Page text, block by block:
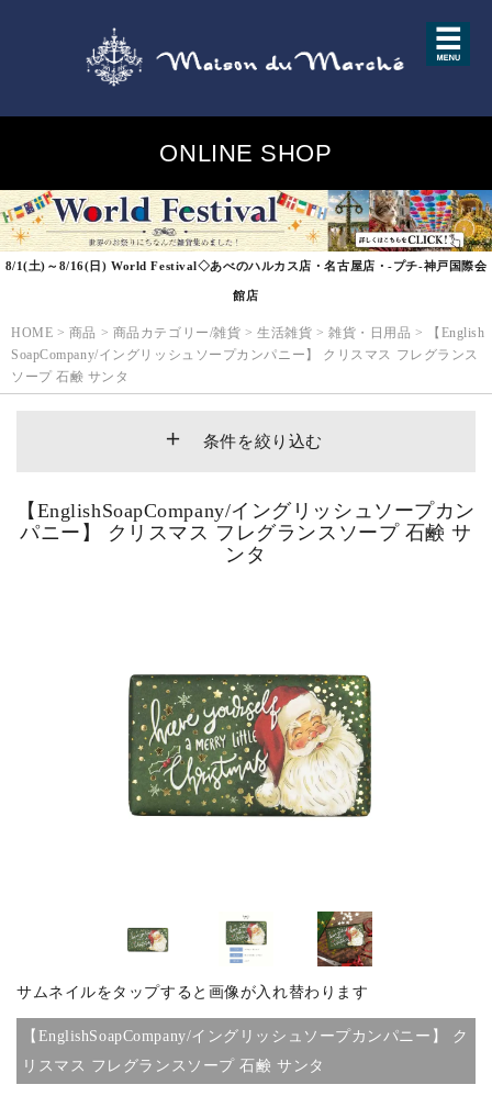
ONLINE SHOP
8/1(土)～8/16(日) World Festival◇あべのハルカス店・名古屋店・-プチ-神戸国際会
館店
HOME > 商品 > 商品カテゴリー/雑貨 >生活雑貨 > 雑貨・日用品 >
【English
SoapCompany/イングリッシュソープカンパニー】 クリスマス フレグランス
ソープ 石鹸 サンタ
条件を絞り込む
商品カテゴリー/家具
商品カテゴリー/雑貨
カラー
素材
ブランド
【EnglishSoapCompany/イングリッシュソープカン
パニー】 クリスマス フレグランスソープ 石鹸 サ
ンタ
サムネイルをタップすると画像が入れ替わります
【EnglishSoapCompany/イングリッシュソープカンパニー】 ク
リスマス フレグランスソープ 石鹸 サンタ